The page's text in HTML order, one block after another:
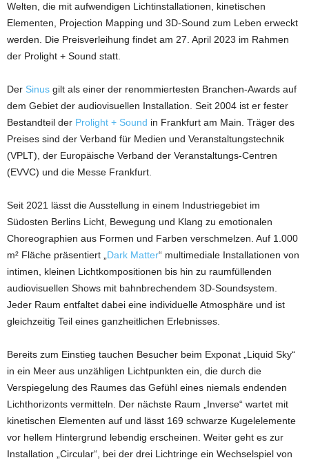
Welten, die mit aufwendigen Lichtinstallationen, kinetischen
Elementen, Projection Mapping und 3D-Sound zum Leben erweckt
werden. Die Preisverleihung findet am 27. April 2023 im Rahmen
der Prolight + Sound statt.
Der Sinus gilt als einer der renommiertesten Branchen-Awards auf
dem Gebiet der audiovisuellen Installation. Seit 2004 ist er fester
Bestandteil der Prolight + Sound in Frankfurt am Main. Träger des
Preises sind der Verband für Medien und Veranstaltungstechnik
(VPLT), der Europäische Verband der Veranstaltungs-Centren
(EVVC) und die Messe Frankfurt.
Seit 2021 lässt die Ausstellung in einem Industriegebiet im
Südosten Berlins Licht, Bewegung und Klang zu emotionalen
Choreographien aus Formen und Farben verschmelzen. Auf 1.000
m² Fläche präsentiert „ Dark Matter“ multimediale Installationen von
intimen, kleinen Lichtkompositionen bis hin zu raumfüllenden
audiovisuellen Shows mit bahnbrechendem 3D-Soundsystem.
Jeder Raum entfaltet dabei eine individuelle Atmosphäre und ist
gleichzeitig Teil eines ganzheitlichen Erlebnisses.
Bereits zum Einstieg tauchen Besucher beim Exponat „Liquid Sky“
in ein Meer aus unzähligen Lichtpunkten ein, die durch die
Verspiegelung des Raumes das Gefühl eines niemals endenden
Lichthorizonts vermitteln. Der nächste Raum „Inverse“ wartet mit
kinetischen Elementen auf und lässt 169 schwarze Kugelelemente
vor hellem Hintergrund lebendig erscheinen. Weiter geht es zur
Installation „Circular“, bei der drei Lichtringe ein Wechselspiel von